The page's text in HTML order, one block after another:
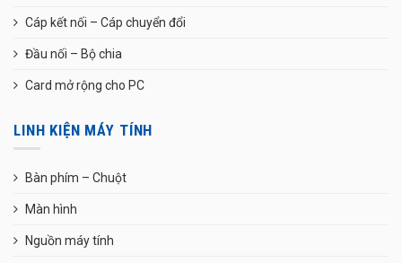
Cáp kết nối – Cáp chuyển đổi
Đầu nối – Bộ chia
Card mở rộng cho PC
LINH KIỆN MÁY TÍNH
Bàn phím – Chuột
Màn hình
Nguồn máy tính